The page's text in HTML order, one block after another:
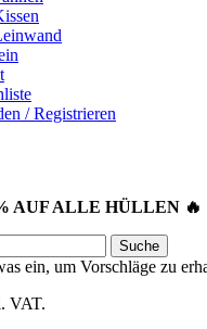
/ Registrieren
AUF ALLE HÜLLEN 🔥
Suche
ein, um Vorschläge zu
VAT.